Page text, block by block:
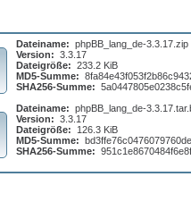
Dateiname: phpBB_lang_de-3.3.17.zip
Version: 3.3.17
Dateigröße: 233.2 KiB
MD5-Summe:
SHA256-Summe:
Dateiname: phpBB_lang_de-
Version: 3.3.17
Dateigröße:
126.3 KiB
MD5-Summe:
SHA256-Summe: